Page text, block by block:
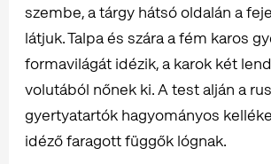
szembe, a tárgy hátsó oldalán a
látjuk. Talpa és szára a fém karos
formavilágát idézik, a karok két
volutából nőnek ki. A test alján a
gyertyatartók hagyományos
idéző faragott függők lógnak.